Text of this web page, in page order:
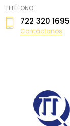
TELÉFONO:
722 320 1695
Contáctanos